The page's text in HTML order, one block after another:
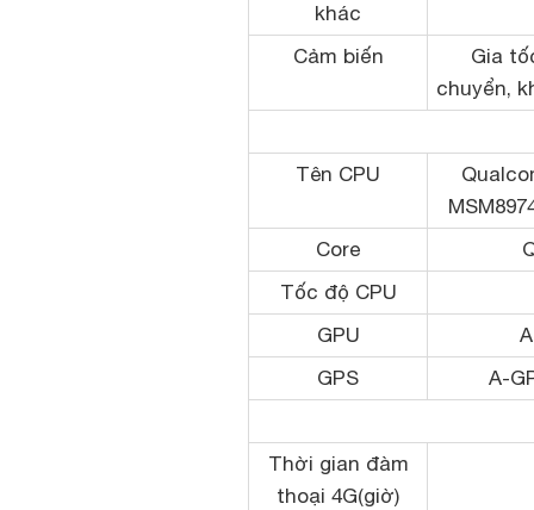
khác
Cảm biến
Gia
chuyển,
Tên CPU
Core
Tốc độ CPU
GPU
GPS
A-
Thời gian đàm
thoại 4G(giờ)